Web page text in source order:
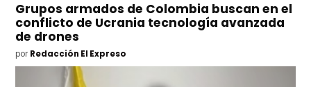
Grupos armados de Colombia buscan en el
conflicto de Ucrania tecnología avanzada
de drones
por Redacción El Expreso